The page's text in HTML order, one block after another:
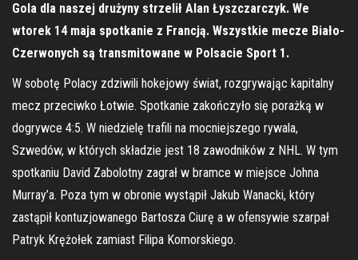
Gola dla naszej drużyny strzelił Alan Łyszczarczyk. We
wtorek 14 maja spotkanie z Francją. Wszystkie mecze Biało-
Czerwonych są transmitowane w Polsacie Sport 1.
W sobotę Polacy zdziwili hokejowy świat, rozgrywając kapitalny
mecz przeciwko Łotwie. Spotkanie zakończyło się porażką w
dogrywce 4:5. W niedzielę trafili na mocniejszego rywala,
Szwedów, w których składzie jest 18 zawodników z NHL. W tym
spotkaniu David Zabolotny zagrał w bramce w miejsce Johna
Murray’a. Poza tym w obronie wystąpił Jakub Wanacki, który
zastąpił kontuzjowanego Bartosza Ciurę a w ofensywie szarpał
Patryk Krężołek zamiast Filipa Komorskiego.